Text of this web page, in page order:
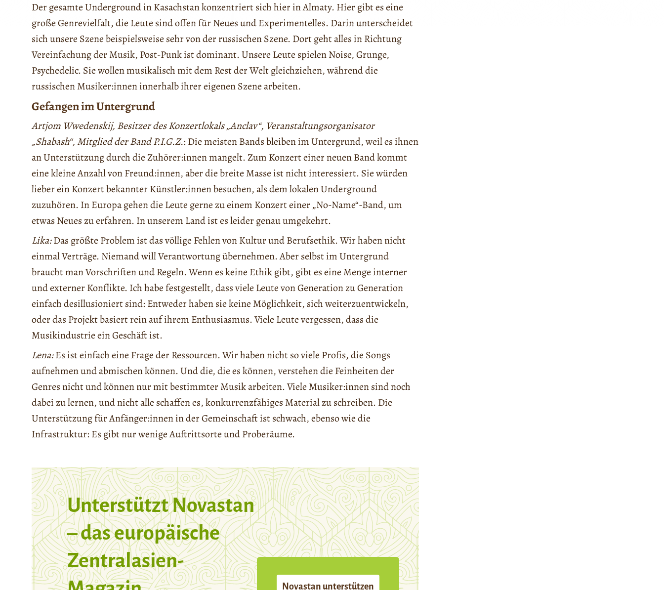
Der gesamte Underground in Kasachstan konzentriert sich hier in Almaty. Hier gibt es eine
große Genrevielfalt, die Leute sind offen für Neues und Experimentelles. Darin unterscheidet
sich unsere Szene beispielsweise sehr von der russischen Szene. Dort geht alles in Richtung
Vereinfachung der Musik, Post-Punk ist dominant. Unsere Leute spielen Noise, Grunge,
Psychedelic. Sie wollen musikalisch mit dem Rest der Welt gleichziehen, während die
russischen Musiker:innen innerhalb ihrer eigenen Szene arbeiten.
Gefangen im Untergrund
Artjom Wwedenskij, Besitzer des Konzertlokals „Anclav“, Veranstaltungsorganisator
„Shabash“, Mitglied der Band P.I.G.Z.: Die meisten Bands bleiben im Untergrund, weil es ihnen
an Unterstützung durch die Zuhörer:innen mangelt. Zum Konzert einer neuen Band kommt
eine kleine Anzahl von Freund:innen, aber die breite Masse ist nicht interessiert. Sie würden
lieber ein Konzert bekannter Künstler:innen besuchen, als dem lokalen Underground
zuzuhören. In Europa gehen die Leute gerne zu einem Konzert einer „No-Name“-Band, um
etwas Neues zu erfahren. In unserem Land ist es leider genau umgekehrt.
Lika:Das größte Problem ist das völlige Fehlen von Kultur und Berufsethik. Wir haben nicht
einmal Verträge. Niemand will Verantwortung übernehmen. Aber selbst im Untergrund
braucht man Vorschriften und Regeln. Wenn es keine Ethik gibt, gibt es eine Menge interner
und externer Konflikte. Ich habe festgestellt, dass viele Leute von Generation zu Generation
einfach desillusioniert sind: Entweder haben sie keine Möglichkeit, sich weiterzuentwickeln,
oder das Projekt basiert rein auf ihrem Enthusiasmus. Viele Leute vergessen, dass die
Musikindustrie ein Geschäft ist.
Lena:Es ist einfach eine Frage der Ressourcen. Wir haben nicht so viele Profis, die Songs
aufnehmen und abmischen können. Und die, die es können, verstehen die Feinheiten der
Genres nicht und können nur mit bestimmter Musik arbeiten. Viele Musiker:innen sind noch
dabei zu lernen, und nicht alle schaffen es, konkurrenzfähiges Material zu schreiben. Die
Unterstützung für Anfänger:innen in der Gemeinschaft ist schwach, ebenso wie die
Infrastruktur: Es gibt nur wenige Auftrittsorte und Proberäume.
Unterstützt Novastan
– das europäische
Zentralasien-
Novastan unterstützen